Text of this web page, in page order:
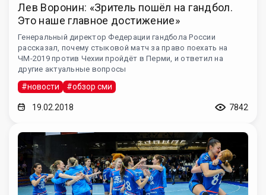
Лев Воронин: «Зритель пошёл на гандбол.
Это наше главное достижение»
Генеральный директор Федерации гандбола России
рассказал, почему стыковой матч за право поехать на
ЧМ-2019 против Чехии пройдёт в Перми, и ответил на
другие актуальные вопросы
#новости #обзор сми
19.02.2018 7842